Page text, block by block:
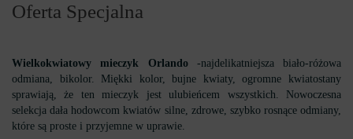
Oferta Specjalna
Wielkokwiatowy mieczyk Orlando-najdelikatniejsza biało-różowa
odmiana, bikolor. Miękki kolor, bujne kwiaty, ogromne kwiatostany
sprawiają, że ten mieczyk jest ulubieńcem wszystkich. Nowoczesna
selekcja dała hodowcom kwiatów silne, zdrowe, szybko rosnące odmiany,
które są proste i przyjemne w uprawie.